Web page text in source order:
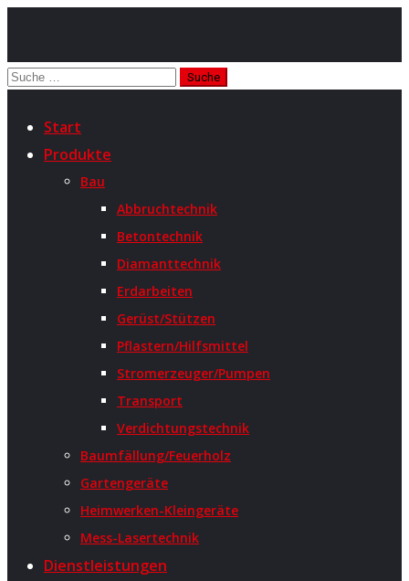
Start
Produkte
Bau
Abbruchtechnik
Betontechnik
Diamanttechnik
Erdarbeiten
Gerüst/Stützen
Pflastern/Hilfsmittel
Stromerzeuger/Pumpen
Transport
Verdichtungstechnik
Baumfällung/Feuerholz
Gartengeräte
Heimwerken-Kleingeräte
Mess-Lasertechnik
Dienstleistungen